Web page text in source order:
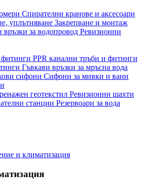
Спирателни кранове и аксесоари
уплътняване Закрепване и монтаж
връзки за водопровод Ревизионни
PPR канални тръби и фитинги
Гъвкави връзки за мръсна вода
сифони Сифони за мивки и вани
геотекстил Ревизионни шахти
станции Резервоари за вода
и климатизация